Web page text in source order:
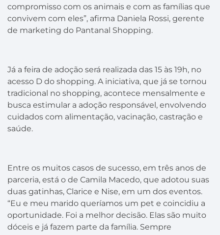
compromisso com os animais e com as famílias que
convivem com eles”, afirma Daniela Rossi, gerente
de marketing do Pantanal Shopping.
Já a feira de adoção será realizada das 15 às 19h, no
acesso D do shopping. A iniciativa, que já se tornou
tradicional no shopping, acontece mensalmente e
busca estimular a adoção responsável, envolvendo
cuidados com alimentação, vacinação, castração e
saúde.
Entre os muitos casos de sucesso, em três anos de
parceria, está o de Camila Macedo, que adotou suas
duas gatinhas, Clarice e Nise, em um dos eventos.
“Eu e meu marido queríamos um pet e coincidiu a
oportunidade. Foi a melhor decisão. Elas são muito
dóceis e já fazem parte da família. Sempre